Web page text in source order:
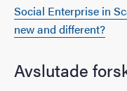
Social Enterprise in
new and different?
Avslutade